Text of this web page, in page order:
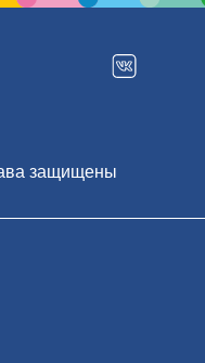
защищены